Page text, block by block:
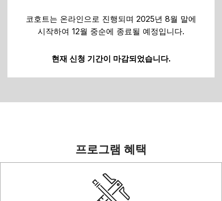
코호트는 온라인으로 진행되며 2025년 8월 말에
시작하여 12월 중순에 종료될 예정입니다.
현재 신청 기간이 마감되었습니다.
프로그램 혜택